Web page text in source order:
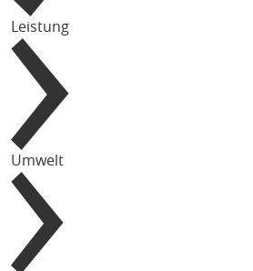
Leistung
Umwelt